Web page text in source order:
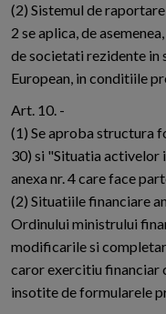
(2) Sistemul de
2 se aplica, de
de societati rezidente in
European, in conditiile
Art. 10. -
(1) Se aproba structura
30) si "Situatia activelor
anexa nr. 4 care face
(2) Situatiile financiare
Ordinului ministrului
modificarile si
caror exercitiu financiar
insotite de formularele